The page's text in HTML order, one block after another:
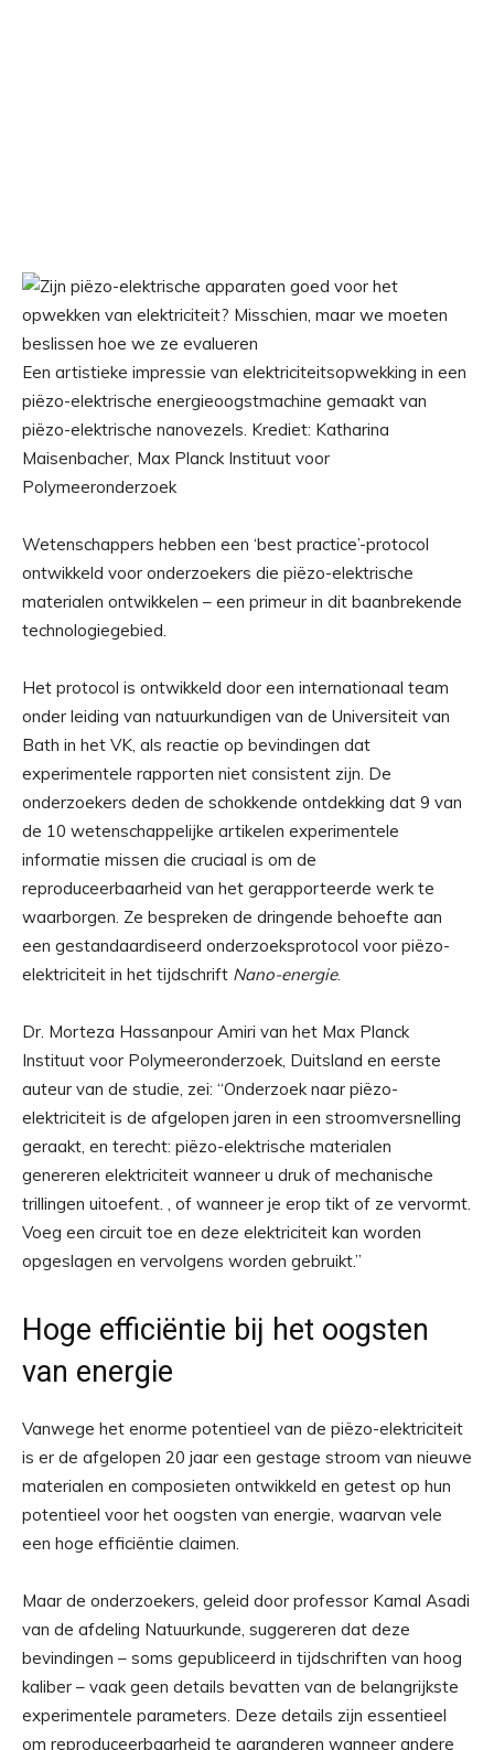
Een artistieke impressie van elektriciteitsopwekking in een
piëzo-elektrische energieoogstmachine gemaakt van
piëzo-elektrische nanovezels. Krediet: Katharina
Maisenbacher, Max Planck Instituut voor
Polymeeronderzoek
Wetenschappers hebben een ‘best practice’-protocol
ontwikkeld voor onderzoekers die piëzo-elektrische
materialen ontwikkelen – een primeur in dit baanbrekende
technologiegebied.
Het protocol is ontwikkeld door een internationaal team
onder leiding van natuurkundigen van de Universiteit van
Bath in het VK, als reactie op bevindingen dat
experimentele rapporten niet consistent zijn. De
onderzoekers deden de schokkende ontdekking dat 9 van
de 10 wetenschappelijke artikelen experimentele
informatie missen die cruciaal is om de
reproduceerbaarheid van het gerapporteerde werk te
waarborgen. Ze bespreken de dringende behoefte aan
een gestandaardiseerd onderzoeksprotocol voor piëzo-
elektriciteit in het tijdschrift Nano-energie.
Dr. Morteza Hassanpour Amiri van het Max Planck
Instituut voor Polymeeronderzoek, Duitsland en eerste
auteur van de studie, zei: “Onderzoek naar piëzo-
elektriciteit is de afgelopen jaren in een stroomversnelling
geraakt, en terecht: piëzo-elektrische materialen
genereren elektriciteit wanneer u druk of mechanische
trillingen uitoefent. , of wanneer je erop tikt of ze vervormt.
Voeg een circuit toe en deze elektriciteit kan worden
opgeslagen en vervolgens worden gebruikt.”
Hoge efficiëntie bij het oogsten
van energie
Vanwege het enorme potentieel van de piëzo-elektriciteit
is er de afgelopen 20 jaar een gestage stroom van nieuwe
materialen en composieten ontwikkeld en getest op hun
potentieel voor het oogsten van energie, waarvan vele
een hoge efficiëntie claimen.
Maar de onderzoekers, geleid door professor Kamal Asadi
van de afdeling Natuurkunde, suggereren dat deze
bevindingen – soms gepubliceerd in tijdschriften van hoog
kaliber – vaak geen details bevatten van de belangrijkste
experimentele parameters. Deze details zijn essentieel
om reproduceerbaarheid te garanderen wanneer andere